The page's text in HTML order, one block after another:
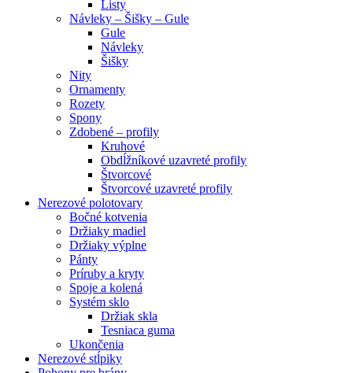
Listy
Návleky – Šišky – Gule
Gule
Návleky
Šišky
Nity
Ornamenty
Rozety
Spony
Zdobené – profily
Kruhové
Obdĺžníkové uzavreté profily
Štvorcové
Štvorcové uzavreté profily
Nerezové polotovary
Bočné kotvenia
Držiaky madiel
Držiaky výplne
Pánty
Príruby a kryty
Spoje a kolená
Systém sklo
Držiak skla
Tesniaca guma
Ukončenia
Nerezové stĺpiky